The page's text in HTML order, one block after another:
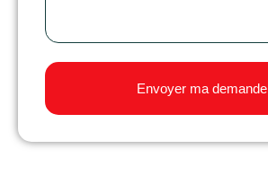
Envoyer ma demande